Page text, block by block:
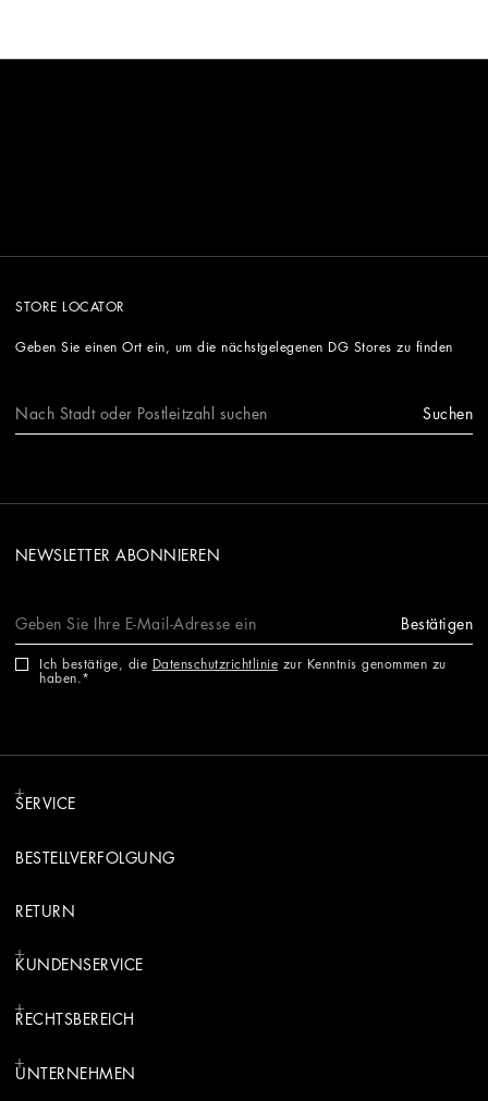
STORE LOCATOR
Geben Sie einen Ort ein, um die nächstgelegenen DG Stores zu finden
Suchen
NEWSLETTER ABONNIEREN
Bestätigen
Ich bestätige, die Datenschutzrichtlinie zur Kenntnis genommen zu
haben.
SERVICE
BESTELLVERFOLGUNG
RETURN
KUNDENSERVICE
RECHTSBEREICH
UNTERNEHMEN